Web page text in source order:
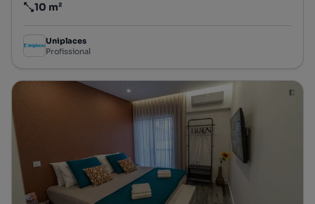
Preço por metro quadrado
10 m²
Uniplaces
Profissional